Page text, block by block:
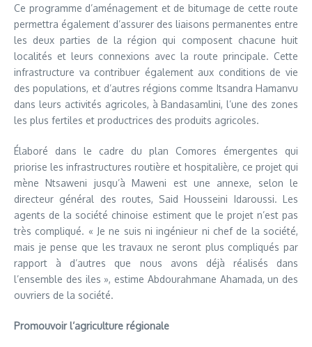
Ce programme d’aménagement et de bitumage de cette route
permettra également d’assurer des liaisons permanentes entre
les deux parties de la région qui composent chacune huit
localités et leurs connexions avec la route principale. Cette
infrastructure va contribuer également aux conditions de vie
des populations, et d’autres régions comme Itsandra Hamanvu
dans leurs activités agricoles, à Bandasamlini, l’une des zones
les plus fertiles et productrices des produits agricoles.
Élaboré dans le cadre du plan Comores émergentes qui
priorise les infrastructures routière et hospitalière, ce projet qui
mène Ntsaweni jusqu’à Maweni est une annexe, selon le
directeur général des routes, Said Housseini Idaroussi. Les
agents de la société chinoise estiment que le projet n’est pas
très compliqué. « Je ne suis ni ingénieur ni chef de la société,
mais je pense que les travaux ne seront plus compliqués par
rapport à d’autres que nous avons déjà réalisés dans
l’ensemble des iles », estime Abdourahmane Ahamada, un des
ouvriers de la société.
Promouvoir l’agriculture régionale